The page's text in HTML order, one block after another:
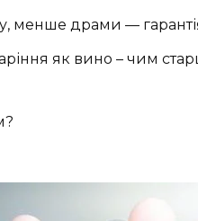
менше драми —
як вино – чим